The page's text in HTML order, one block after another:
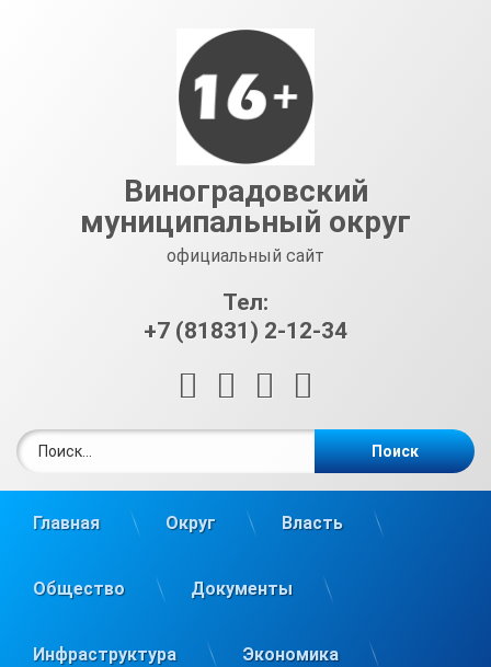
Виноградовский
муниципальный округ
официальный сайт
Тел:
+7 (81831) 2-12-34
RSS E-mailВКонтакте
Главная Округ Власть
Общество Документы
Инфраструктура Экономика